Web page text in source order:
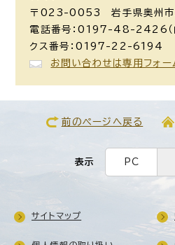
〒023-0053 岩手県奥州市
電話番号：0197-48-2426（
クス番号：0197-22-6194
お問い合わせは専用フォー
前のページへ戻る
表示 PC
サイトマップ